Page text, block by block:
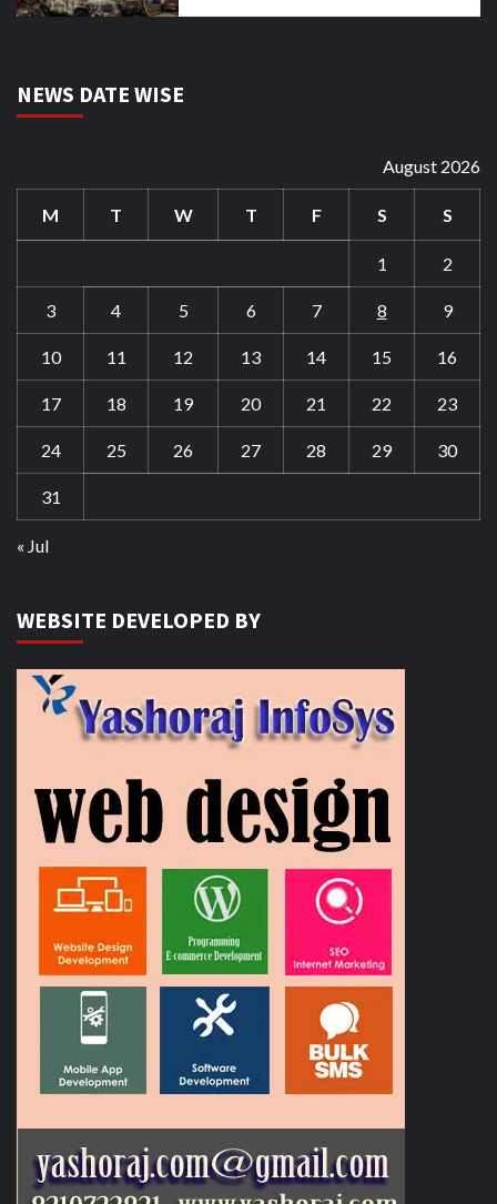
NEWS DATE WISE
August 2026
M T W T F S S
1 2
3 4 5 6 7 8 9
10 11 12 13 14 15 16
17 18 19 20 21 22 23
24 25 26 27 28 29 30
31
« Jul
WEBSITE DEVELOPED BY